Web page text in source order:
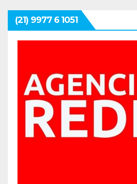
(21) 9977 6 1051